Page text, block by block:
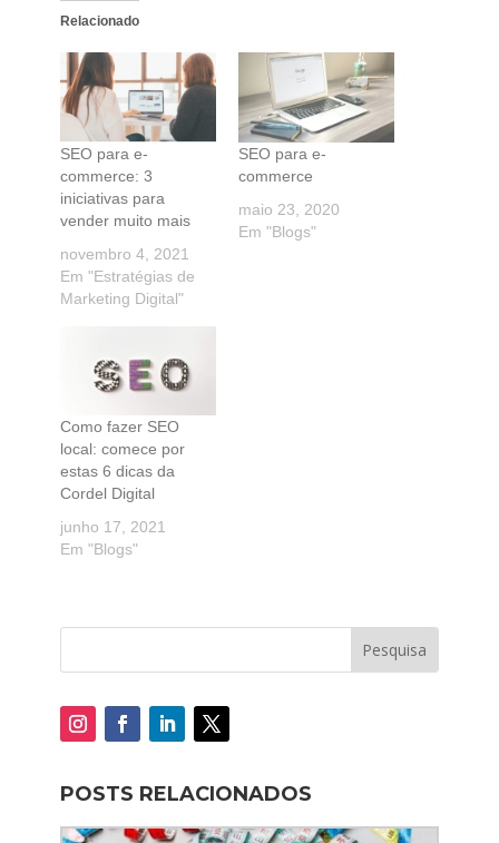
Relacionado
SEO para e-
commerce: 3
iniciativas para
vender muito mais
novembro 4, 2021
Em "Estratégias de
Marketing Digital"
SEO para e-
commerce
maio 23, 2020
Em "Blogs"
Como fazer SEO
local: comece por
estas 6 dicas da
Cordel Digital
junho 17, 2021
Em "Blogs"
POSTS RELACIONADOS